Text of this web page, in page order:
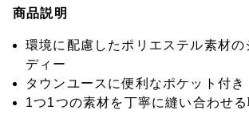
商品説明
環境に配慮したポリエステル素材の
ディー
タウンユースに便利なポケット付き
1つ1つの素材を丁寧に縫い合わせ